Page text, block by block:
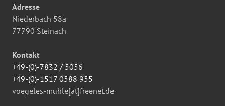
Adresse
Niederbach 58a
77790 Steinach
Kontakt
+49-(0)-7832 / 5056
+49-(0)-1517 0588 955
voegeles-muhle[at]freenet.de